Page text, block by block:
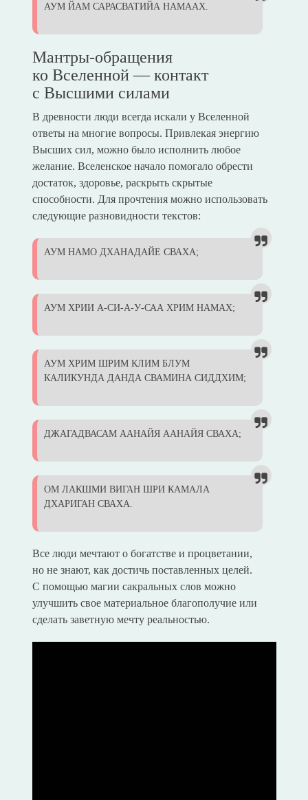
АУМ ЙАМ САРАСВАТИЙА НАМААХ.
Мантры-обращения
ко Вселенной — контакт
с Высшими силами
В древности люди всегда искали у Вселенной
ответы на многие вопросы. Привлекая энергию
Высших сил, можно было исполнить любое
желание. Вселенское начало помогало обрести
достаток, здоровье, раскрыть скрытые
способности. Для прочтения можно использовать
следующие разновидности текстов:
АУМ НАМО ДХАНАДАЙЕ СВАХА;
АУМ ХРИИ А-СИ-А-У-САА ХРИМ НАМАХ;
АУМ ХРИМ ШРИМ КЛИМ БЛУМ
КАЛИКУНДА ДАНДА СВАМИНА СИДДХИМ;
ДЖАГАДВАСАМ ААНАЙЯ ААНАЙЯ СВАХА;
ОМ ЛАКШМИ ВИГАН ШРИ КАМАЛА
ДХАРИГАН СВАХА.
Все люди мечтают о богатстве и процветании,
но не знают, как достичь поставленных целей.
С помощью магии сакральных слов можно
улучшить свое материальное благополучие или
сделать заветную мечту реальностью.